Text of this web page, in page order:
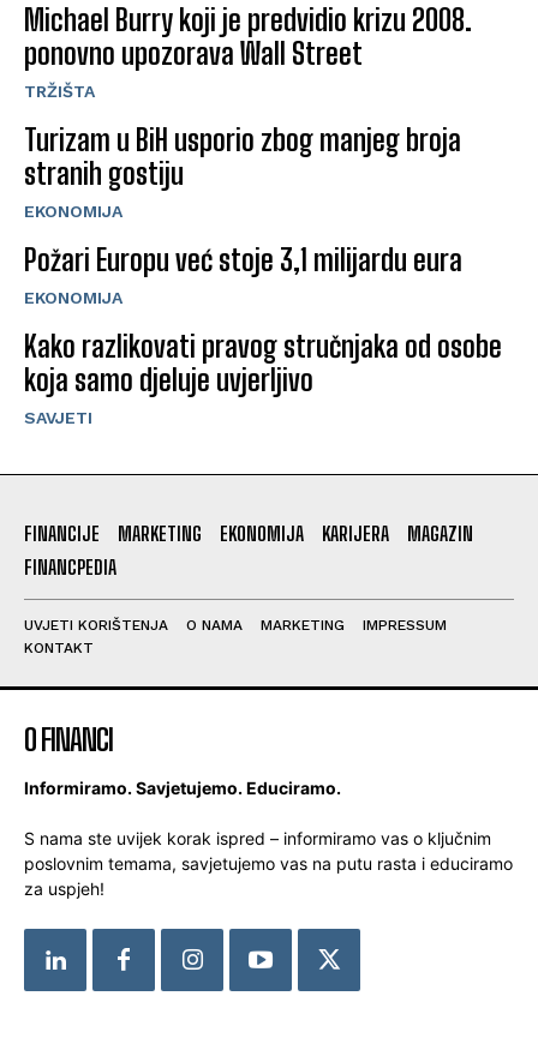
Michael Burry koji je predvidio krizu 2008.
ponovno upozorava Wall Street
TRŽIŠTA
Turizam u BiH usporio zbog manjeg broja
stranih gostiju
EKONOMIJA
Požari Europu već stoje 3,1 milijardu eura
EKONOMIJA
Kako razlikovati pravog stručnjaka od osobe
koja samo djeluje uvjerljivo
SAVJETI
FINANCIJE MARKETING EKONOMIJA KARIJERA
MAGAZIN
FINANCPEDIA
UVJETI KORIŠTENJA O NAMA MARKETING
IMPRESSUM
KONTAKT
O FINANCI
Informiramo. Savjetujemo. Educiramo.
S nama ste uvijek korak ispred – informiramo vas o ključnim
poslovnim temama, savjetujemo vas na putu rasta i educiramo
za uspjeh!